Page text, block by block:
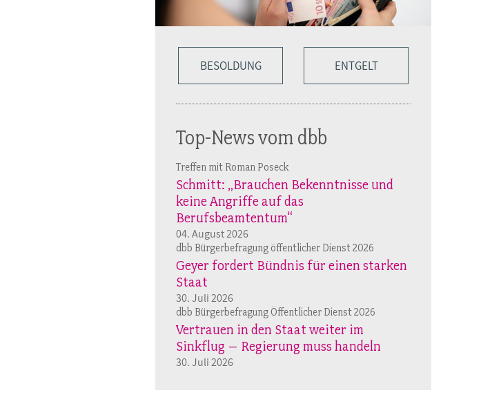
BESOLDUNG ENTGELT
Top-News vom dbb
Treffen mit Roman Poseck
Schmitt: „Brauchen Bekenntnisse und
keine Angriffe auf das
Berufsbeamtentum“
04. August 2026
dbb Bürgerbefragung öffentlicher Dienst 2026
Geyer fordert Bündnis für einen starken
Staat
30. Juli 2026
dbb Bürgerbefragung Öffentlicher Dienst 2026
Vertrauen in den Staat weiter im
Sinkflug – Regierung muss handeln
30. Juli 2026